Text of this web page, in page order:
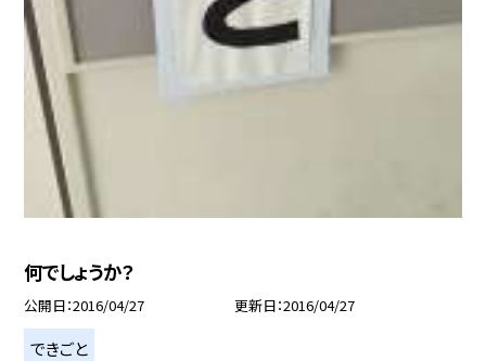
何でしょうか？
公開日 2016/04/27 更新日 2016/04/27
できごと